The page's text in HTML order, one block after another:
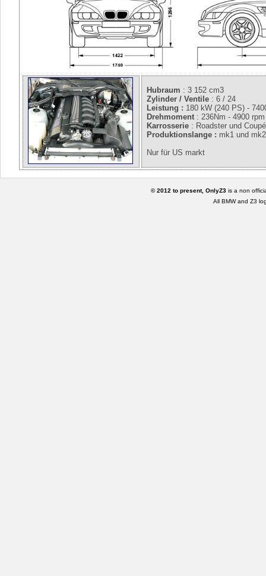
Hubraum : 3 152 cm3
Zylinder / Ventile : 6 / 24
Leistung : 180 kW (240 PS) -
Drehmoment : 236Nm - 4900 rpm
Karrosserie : Roadster und Coupé
Produktionslange : mk1 und
Nur für US markt
© 2012 to present, OnlyZ3 is a non
All BMW and Z3